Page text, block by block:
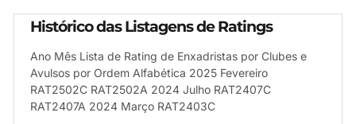
Histórico das Listagens de Ratings
Ano Mês Lista de Rating de Enxadristas por Clubes e
Avulsos por Ordem Alfabética 2025 Fevereiro
RAT2502C RAT2502A 2024 Julho RAT2407C
RAT2407A 2024 Março RAT2403C